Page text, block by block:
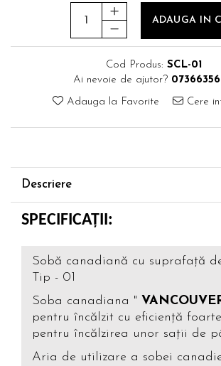
ADAUGA IN
Cod Produs: SCL-01
Ai nevoie de ajutor?
Adauga la Favorite Cere
Descriere
SPECIFICAȚII:
Sobă canadiană cu suprafață
Tip - 01
Soba canadiana "
pentru încălzit cu eficiență
pentru încălzirea unor sații de
Aria de utilizare a sobei